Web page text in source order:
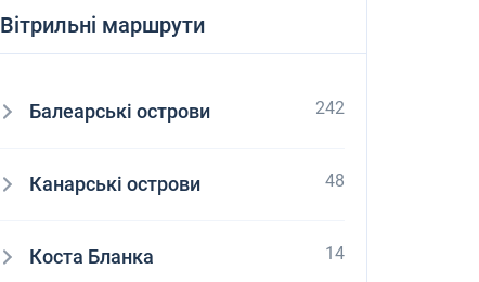
Вітрильні маршрути
Балеарські острови 242
Канарські острови 48
Коста Бланка 14